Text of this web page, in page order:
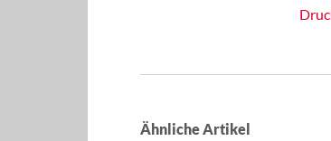
Ähnliche Artikel